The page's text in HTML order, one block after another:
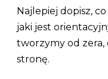
Najlepiej dopisz,
jaki jest
tworzymy od zera,
stronę.